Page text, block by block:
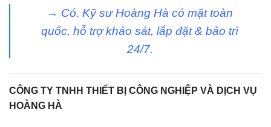
→ Có. Kỹ sư Hoàng Hà có mặt toàn
quốc, hỗ trợ khảo sát, lắp đặt & bảo trì
24/7.
CÔNG TY TNHH THIẾT BỊ CÔNG NGHIỆP VÀ DỊCH VỤ
HOÀNG HÀ